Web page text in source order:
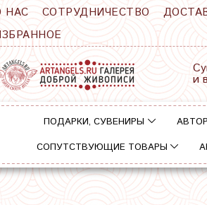
НАС СОТРУДНИЧЕСТВО
и
ПОДАРКИ, СУВЕНИРЫ
СОПУТСТВУЮЩИЕ ТОВАРЫ